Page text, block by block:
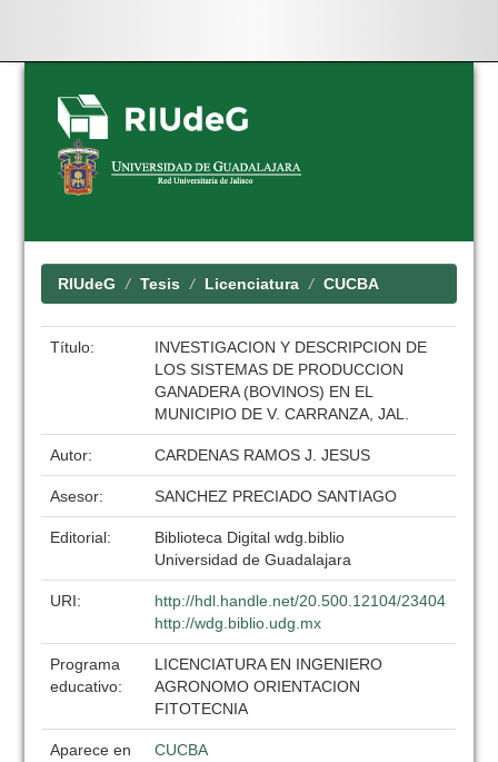
Skip
navigation
RIUdeG Tesis Licenciatura CUCBA
Título:
INVESTIGACION Y DESCRIPCION DE
LOS SISTEMAS DE PRODUCCION
GANADERA (BOVINOS) EN EL
MUNICIPIO DE V. CARRANZA, JAL.
Autor: CARDENAS RAMOS J. JESUS
Asesor: SANCHEZ PRECIADO SANTIAGO
Editorial:
Biblioteca Digital wdg.biblio
Universidad de Guadalajara
URI:
http://hdl.handle.net/20.500.12104/23404
http://wdg.biblio.udg.mx
Programa
educativo:
LICENCIATURA EN INGENIERO
AGRONOMO ORIENTACION
FITOTECNIA
Aparece en
CUCBA